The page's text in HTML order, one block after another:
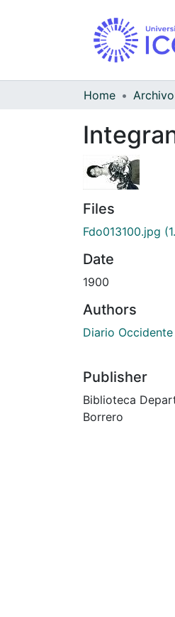
Home
Files
Fdo013100.jpg
Date
1900
Authors
Diario Occidente
Publisher
Biblioteca
Borrero